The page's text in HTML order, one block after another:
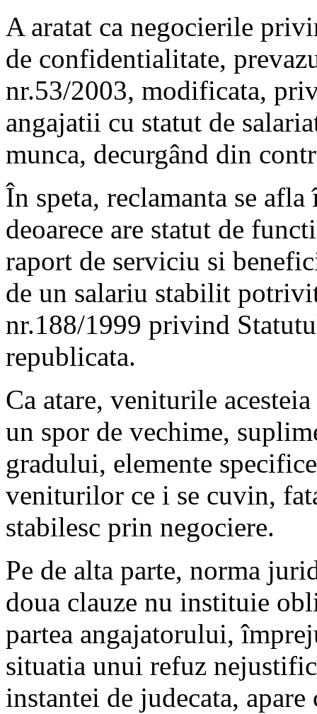
A aratat ca negocierile
de confidentialitate,
nr.53/2003, modificata,
angajatii cu statut de
munca, decurgând din
În speta, reclamanta se
deoarece are statut de
raport de serviciu si
de un salariu stabilit
nr.188/1999 privind
republicata.
Ca atare, veniturile
un spor de vechime,
gradului, elemente
veniturilor ce i se cuvin,
stabilesc prin negociere.
Pe de alta parte, norma
doua clauze nu instituie
partea angajatorului,
situatia unui refuz
instantei de judecata,